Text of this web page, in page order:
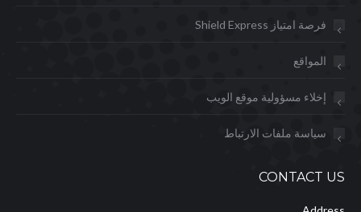
فرصة امتياز Shield Express
المواقع
إخلاء مسؤولية موقع الويب
سياسة ملفات الارتباط
CONTACT US